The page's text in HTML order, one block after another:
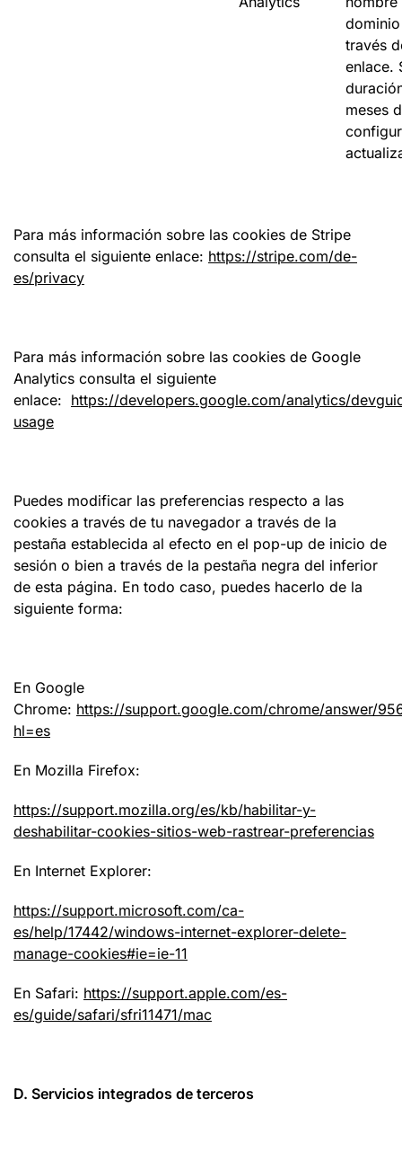
través
enlace.
meses
Para más información sobre las cookies de Stripe
consulta el siguiente enlace: https://stripe.com/de-
es/privacy
Para más información sobre las cookies de Google
Analytics consulta el siguiente
enlace: https://developers.google.com/analytics/
usage
Puedes modificar las preferencias respecto a las
cookies a través de tu navegador a través de la
pestaña establecida al efecto en el pop-up de inicio de
sesión o bien a través de la pestaña negra del inferior
de esta página. En todo caso, puedes hacerlo de la
siguiente forma:
En Google
Chrome: https://support.google.com/chrome/answer/
hl=es
En Mozilla Firefox:
https://support.mozilla.org/es/kb/habilitar-y-
deshabilitar-cookies-sitios-web-rastrear-preferencias
En Internet Explorer:
https://support.microsoft.com/ca-
es/help/17442/windows-internet-explorer-delete-
manage-cookies#ie=ie-11
En Safari: https://support.apple.com/es-
es/guide/safari/sfri11471/mac
D. Servicios integrados de terceros